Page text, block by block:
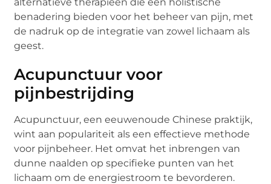
benadering bieden voor het beheer van pijn, met
de nadruk op de integratie van zowel lichaam als
geest.
Acupunctuur voor
pijnbestrijding
Acupunctuur, een eeuwenoude Chinese praktijk,
wint aan populariteit als een effectieve methode
voor pijnbeheer. Het omvat het inbrengen van
dunne naalden op specifieke punten van het
lichaam om de energiestroom te bevorderen.